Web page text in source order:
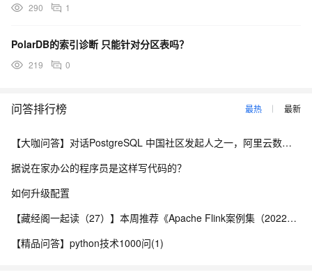
290 1
PolarDB的索引诊断 只能针对分区表吗？
219 0
问答排行榜 最热 最新
【大咖问答】对话PostgreSQL 中国社区发起人之一，阿里云数据库高级专家 德哥
据说在家办公的程序员是这样写代码的？
如何升级配置
【藏经阁一起读（27）】本周推荐《Apache Flink案例集（2022版）》，你有哪些心得？
【精品问答】python技术1000问(1)